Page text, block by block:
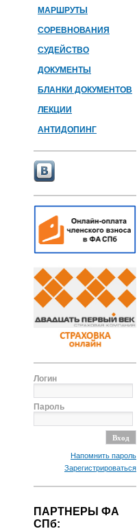
МАРШРУТЫ
СОРЕВНОВАНИЯ
СУДЕЙСТВО
ДОКУМЕНТЫ
БЛАНКИ ДОКУМЕНТОВ
ЛЕКЦИИ
АНТИДОПИНГ
Логин
Пароль
Напомнить пароль
Зарегистрироваться
ПАРТНЕРЫ ФА
СПб: